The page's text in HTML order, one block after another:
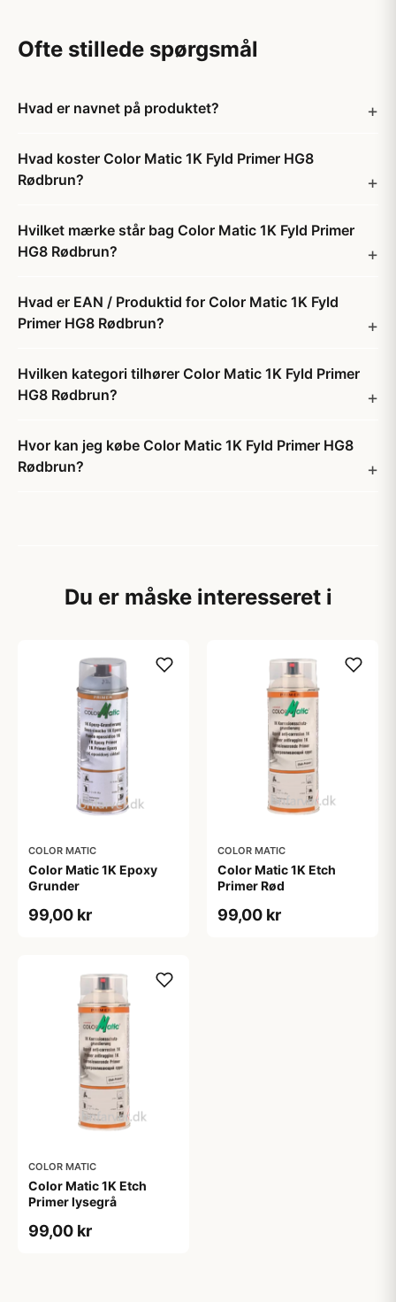
Ofte stillede spørgsmål
Hvad er navnet på produktet?
Hvad koster Color Matic 1K Fyld Primer HG8
Rødbrun?
Hvilket mærke står bag Color Matic 1K Fyld Primer
HG8 Rødbrun?
Hvad er EAN / Produktid for Color Matic 1K Fyld
Primer HG8 Rødbrun?
Hvilken kategori tilhører Color Matic 1K Fyld Primer
HG8 Rødbrun?
Hvor kan jeg købe Color Matic 1K Fyld Primer HG8
Rødbrun?
Du er måske interesseret i
COLOR MATIC
Color Matic 1K Epoxy
Grunder
99,00 kr
COLOR MATIC
Color Matic 1K Etch
Primer Rød
99,00 kr
COLOR MATIC
Color Matic 1K Etch
Primer lysegrå
99,00 kr